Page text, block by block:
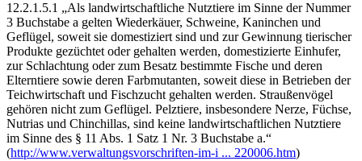
12.2.1.5.1 „Als landwirtschaftliche Nutztiere im Sinne der Nummer
3 Buchstabe a gelten Wiederkäuer, Schweine, Kaninchen und
Geflügel, soweit sie domestiziert sind und zur Gewinnung tierischer
Produkte gezüchtet oder gehalten werden, domestizierte Einhufer,
zur Schlachtung oder zum Besatz bestimmte Fische und deren
Elterntiere sowie deren Farbmutanten, soweit diese in Betrieben der
Teichwirtschaft und Fischzucht gehalten werden. Straußenvögel
gehören nicht zum Geflügel. Pelztiere, insbesondere Nerze, Füchse,
Nutrias und Chinchillas, sind keine landwirtschaftlichen Nutztiere
im Sinne des § 11 Abs. 1 Satz 1 Nr. 3 Buchstabe a.“
(http://www.verwaltungsvorschriften-im-i ... 220006.htm)